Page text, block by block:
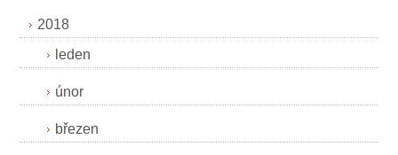
2018
leden
únor
březen